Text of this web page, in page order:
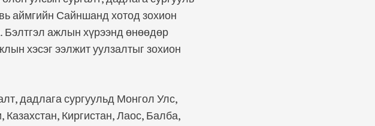
аймгийн Сайншанд хотод зохион
Бэлтгэл ажлын хүрээнд өнөөдөр
хэсэг ээлжит уулзалтыг зохион
дадлага сургуульд Монгол Улс,
Киргистан, Лаос, Балба,